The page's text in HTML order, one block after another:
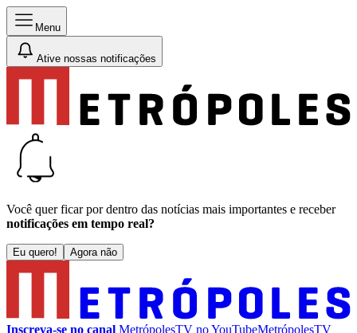
Menu
Ative nossas notificações
Você quer ficar por dentro das notícias mais importantes e receber
notificações em tempo real?
Eu quero! Agora não
Inscreva-se no canal MetrópolesTV noYouTubeMetrópolesTV